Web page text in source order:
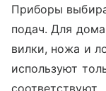
Приборы
подач. Для
вилки, ножа и
используют
соответствуют.